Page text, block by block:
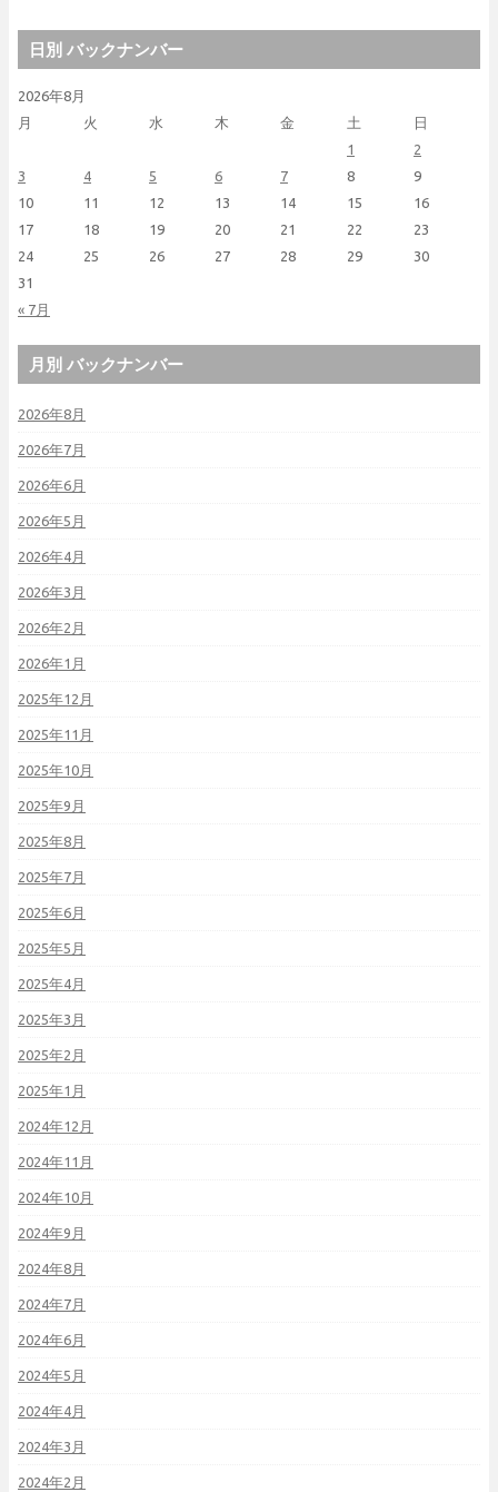
日別 バックナンバー
2026年8月
月
火 水 木 金 土 日
« 7月
1
2
3
4 5 6 7 8
9
10
11 12 13 14 15
16
17
18 19 20 21 22
23
24
25 26 27 28 29
30
31
月別 バックナンバー
2026年8月
2026年7月
2026年6月
2026年5月
2026年4月
2026年3月
2026年2月
2026年1月
2025年12月
2025年11月
2025年10月
2025年9月
2025年8月
2025年7月
2025年6月
2025年5月
2025年4月
2025年3月
2025年2月
2025年1月
2024年12月
2024年11月
2024年10月
2024年9月
2024年8月
2024年7月
2024年6月
2024年5月
2024年4月
2024年3月
2024年2月